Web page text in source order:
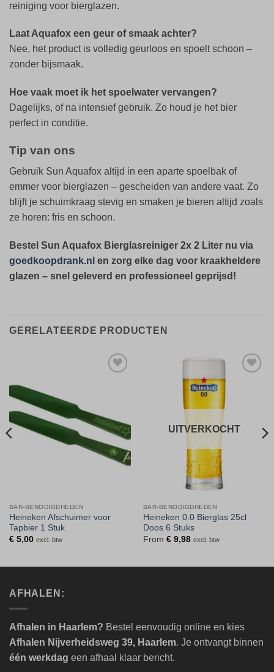
reiniging voor bierglazen.
Laat Aquafox een geur of smaak achter?
Nee, het product is volledig geurloos en spoelt schoon –
zonder bijsmaak.
Hoe vaak moet ik het spoelwater vervangen?
Dagelijks, of na intensief gebruik. Zo houd je het bier
perfect in conditie.
Tip van ons
Gebruik Sun Aquafox altijd in een aparte spoelbak of
emmer voor bierglazen – gescheiden van andere vaat. Zo
blijft je schuimkraag stevig en smaken je bieren altijd zoals
ze horen: fris en schoon.
Bestel Sun Aquafox Bierglasreiniger 2x 2 Liter nu via
goedkoopdrank.nl en zorg elke dag voor kraakheldere
glazen – snel geleverd en professioneel geprijsd!
GERELATEERDE PRODUCTEN
BAR-BENODIGDHEDEN
Heineken Afschuimer voor
Tapbier 1 Stuk
€5,00 excl. btw
Toevoegen
verlanglijst
UITVERKOCHT
BAR-BENODIGDHEDEN
Heineken 0.0 Bierglas 25cl
Doos 6 Stuks
From €9,98 excl. btw
AFHALEN:
Afhalen in Haarlem? Bestel eenvoudig online en kies
Afhalen Nijverheidsweg 39, Haarlem. Je ontvangt binnen
één werkdag een afhaal klaar bericht.